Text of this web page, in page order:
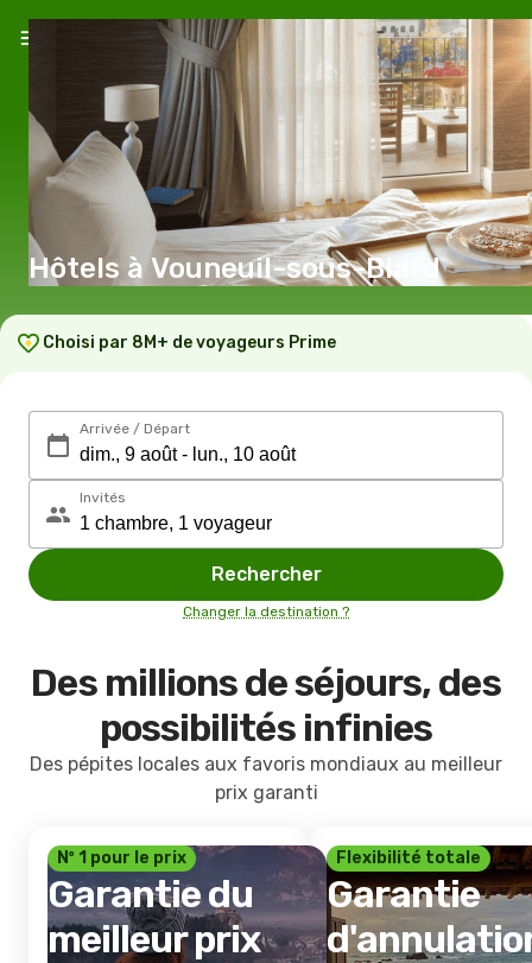
Hôtels à Vouneuil-sous-Biard
Choisi par 8M+ de voyageurs Prime
Arrivée / Départ
Invités
Rechercher
Changer la destination ?
Des millions de séjours, des
possibilités infinies
Des pépites locales aux favoris mondiaux au meilleur
prix garanti
Nº 1 pour le prix
Garantie du
meilleur prix
Flexibilité totale
Garantie